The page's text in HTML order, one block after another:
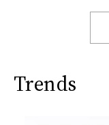
Trends